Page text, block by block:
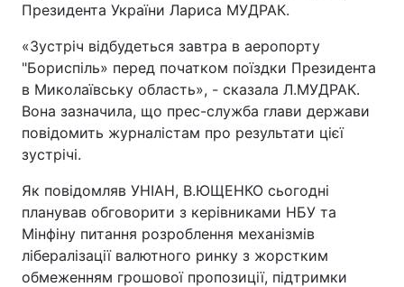
Президента України Лариса МУДРАК.
«Зустріч відбудеться завтра в аеропорту
"Бориспіль» перед початком поїздки Президента
в Миколаївську область», - сказала Л.МУДРАК.
Вона зазначила, що прес-служба глави держави
повідомить журналістам про результати цієї
зустрічі.
Як повідомляв УНІАН, В.ЮЩЕНКО сьогодні
планував обговорити з керівниками НБУ та
Мінфіну питання розроблення механізмів
лібералізації валютного ринку з жорстким
обмеженням грошової пропозиції, підтримки